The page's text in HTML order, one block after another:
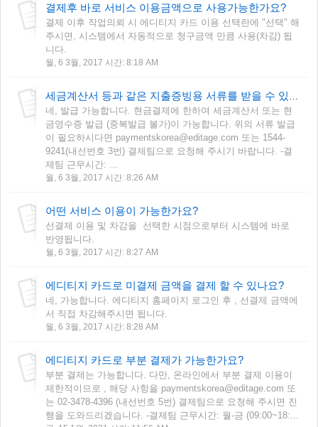
결제후 바로 서비스 이용금액으로 사용가능한가요?
결제 이후 작업의뢰 시 에디티지 카드 이용 선택란에 "선택" 해
주시면, 시스템에서 자동적으로 청구금액 만큼 사용(차감) 됩
니다.
월, 6 3월, 2017 시간: 8:18 AM
네, 발급 가능합니다. 현금결제에 한하여 세금계산서 또는 현
금영수증 발급 (중복발급 불가)이 가능합니다. 위의 서류 발급
이 필요하시다면 paymentskorea@editage.com 또는 1544-
9241(내선번호 3번) 결제팀으로 요청해 주시기 바랍니다. -결
제팀 근무시간: ...
월, 6 3월, 2017 시간: 8:26 AM
어떤 서비스 이용이 가능한가요?
선결제 이용 및 차감을 선택한 시점으로부터 시스템에 바로
반영됩니다.
월, 6 3월, 2017 시간: 8:27 AM
에디티지 카드로 미결제 금액을 결제 할 수 있나요?
네, 가능합니다. 에디티지 홈페이지 로그인 후 , 선결제 금액에
서 직접 차감해주시면 됩니다.
월, 6 3월, 2017 시간: 8:28 AM
에디티지 카드로 부분 결제가 가능한가요?
부분 결제는 가능합니다. 다만, 온라인에서 부분 결제 이용이
제한적이므로 , 해당 사항을 paymentskorea@editage.com 또
는 02-3478-4396 (내선번호 5번) 결제팀으로 요청해 주시면 진
행을 도와드리겠습니다. -결제팀 근무시간: 월-금 (09:00~18:...